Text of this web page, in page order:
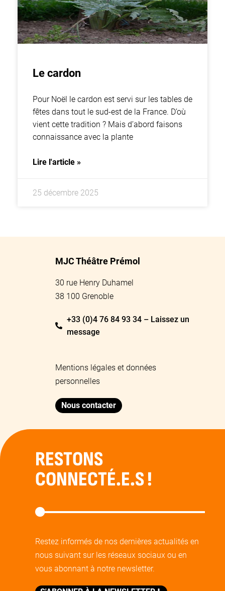
Le cardon
Pour Noël le cardon est servi sur les tables de
fêtes dans tout le sud-est de la France. D’où
vient cette tradition ? Mais d’abord faisons
connaissance avec la plante
Lire l'article »
25 décembre 2025
MJC Théâtre Prémol
30 rue Henry Duhamel
38 100 Grenoble
+33 (0)4 76 84 93 34 – Laissez un
message
Mentions légales et données
personnelles
Nous contacter
RESTONS
CONNECTÉ.E.S !
Restez informés de nos dernières actualités en
nous suivant sur les réseaux sociaux ou en
vous abonnant à notre newsletter.